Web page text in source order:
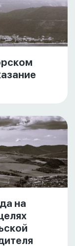
на